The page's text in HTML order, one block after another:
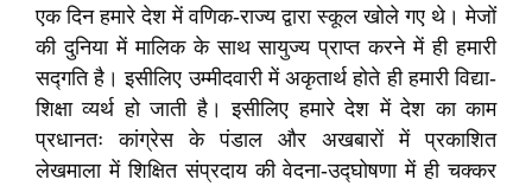
एक दिन हमारे देश में वणिक-राज्य द्वारा स्कूल खोले गए थे। मेजों
की दुनिया में मालिक के साथ सायुज्य प्राप्त करने में ही हमारी
सद्गति है। इसीलिए उम्मीदवारी में अकृतार्थ होते ही हमारी विद्या-
शिक्षा व्यर्थ हो जाती है। इसीलिए हमारे देश में देश का काम
प्रधानतः कांग्रेस के पंडाल और अखबारों में प्रकाशित
लेखमाला में शिक्षित संप्रदाय की वेदना-उद्घोषणा में ही चक्कर